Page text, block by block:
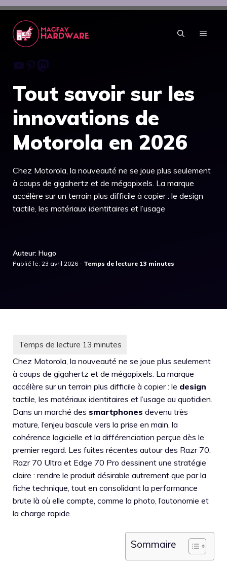
Aller
contenu
MENU
Youtube
Pinterest
Mastodon
Tout savoir sur les
innovations de
Motorola en 2026
Chez Motorola, la nouveauté ne se joue plus seulement
à coups de gigahertz et de mégapixels. La marque
accélère sur un terrain plus difficile à copier : le design
tactile, les matériaux identitaires et l’usage
Auteur: Hugo
Publié le: 23 avril 2026 -
Chez Motorola, la nouveauté ne se joue plus seulement
à coups de gigahertz et de mégapixels. La marque
accélère sur un terrain plus difficile à copier : le design
tactile, les matériaux identitaires et l’usage au quotidien.
Dans un marché des smartphones devenu très
mature, l’enjeu bascule vers la prise en main, la
cohérence logicielle et la différenciation perçue dès le
premier regard. Les fuites récentes autour des Razr 70,
Razr 70 Ultra et Edge 70 Pro dessinent une stratégie
claire : rendre le produit désirable autrement que par la
fiche technique, tout en consolidant la performance
brute là où elle compte, comme la photo, l’autonomie et
la charge rapide.
Sommaire